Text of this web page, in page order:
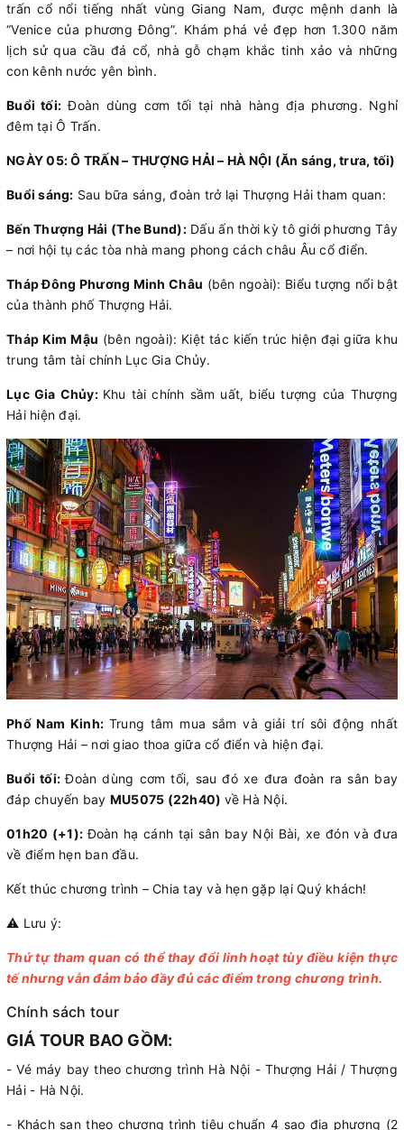
trấn cổ nổi tiếng nhất vùng Giang Nam, được mệnh danh là
“Venice của phương Đông”. Khám phá vẻ đẹp hơn 1.300 năm
lịch sử qua cầu đá cổ, nhà gỗ chạm khắc tinh xảo và những
con kênh nước yên bình.
Buổi tối: Đoàn dùng cơm tối tại nhà hàng địa phương. Nghỉ
đêm tại Ô Trấn.
NGÀY 05: Ô TRẤN – THƯỢNG HẢI – HÀ NỘI (Ăn sáng, trưa, tối)
Buổi sáng: Sau bữa sáng, đoàn trở lại Thượng Hải tham quan:
Bến Thượng Hải (The Bund):Dấu ấn thời kỳ tô giới phương Tây
– nơi hội tụ các tòa nhà mang phong cách châu Âu cổ điển.
Tháp Đông Phương Minh Châu (bên ngoài): Biểu tượng nổi bật
của thành phố Thượng Hải.
Tháp Kim Mậu (bên ngoài): Kiệt tác kiến trúc hiện đại giữa khu
trung tâm tài chính Lục Gia Chủy.
Lục Gia Chủy: Khu tài chính sầm uất, biểu tượng của Thượng
Hải hiện đại.
Phố Nam Kinh: Trung tâm mua sắm và giải trí sôi động nhất
Thượng Hải – nơi giao thoa giữa cổ điển và hiện đại.
Buổi tối:Đoàn dùng cơm tối, sau đó xe đưa đoàn ra sân bay
đáp chuyến bay MU5075 (22h40) về Hà Nội.
01h20 (+1):Đoàn hạ cánh tại sân bay Nội Bài, xe đón và đưa
về điểm hẹn ban đầu.
Kết thúc chương trình – Chia tay và hẹn gặp lại Quý khách!
⚠️ Lưu ý:
Thứ tự tham quan có thể thay đổi linh hoạt tùy điều kiện thực
tế nhưng vẫn đảm bảo đầy đủ các điểm trong chương trình.
Chính sách tour
GIÁ TOUR BAO GỒM:
- Vé máy bay theo chương trình Hà Nội - Thượng Hải / Thượng
Hải - Hà Nội.
- Khách sạn theo chương trình tiêu chuẩn 4 sao địa phương (2